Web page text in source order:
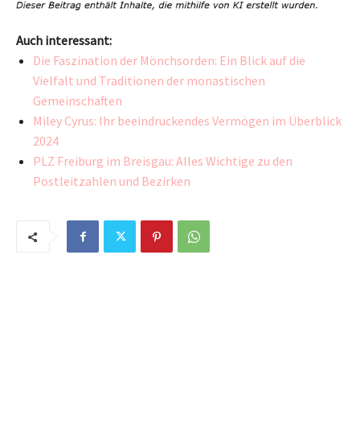
Auch interessant:
Die Faszination der Mönchsorden: Ein Blick auf die
Vielfalt und Traditionen der monastischen
Gemeinschaften
Miley Cyrus: Ihr beeindruckendes Vermögen im Überblick
2024
PLZ Freiburg im Breisgau: Alles Wichtige zu den
Postleitzahlen und Bezirken